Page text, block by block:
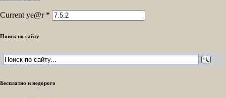
Current ye@r *
Поиск по сайту
Бесплатно и недорого